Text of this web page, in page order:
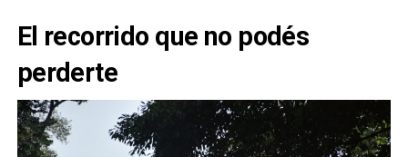
El recorrido que no podés
perderte